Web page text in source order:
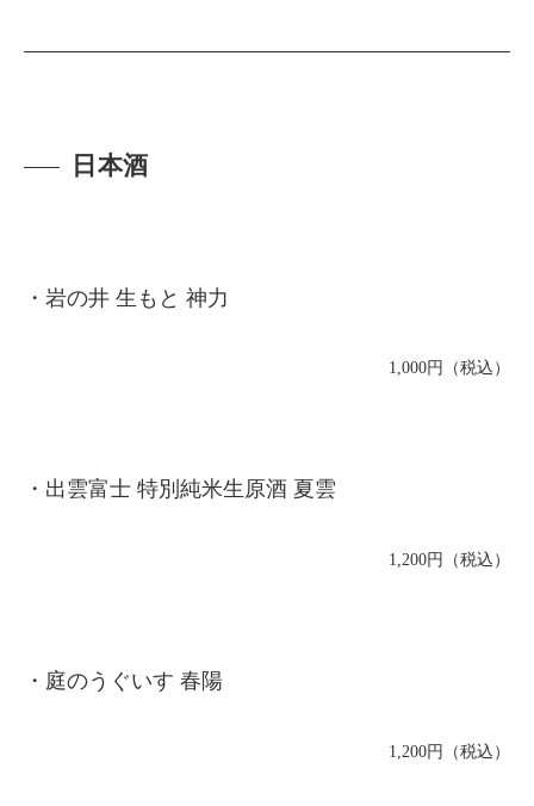
日本酒
・岩の井 生もと 神力
1,000円（税込）
・出雲富士 特別純米生原酒 夏雲
1,200円（税込）
・庭のうぐいす 春陽
1,200円（税込）